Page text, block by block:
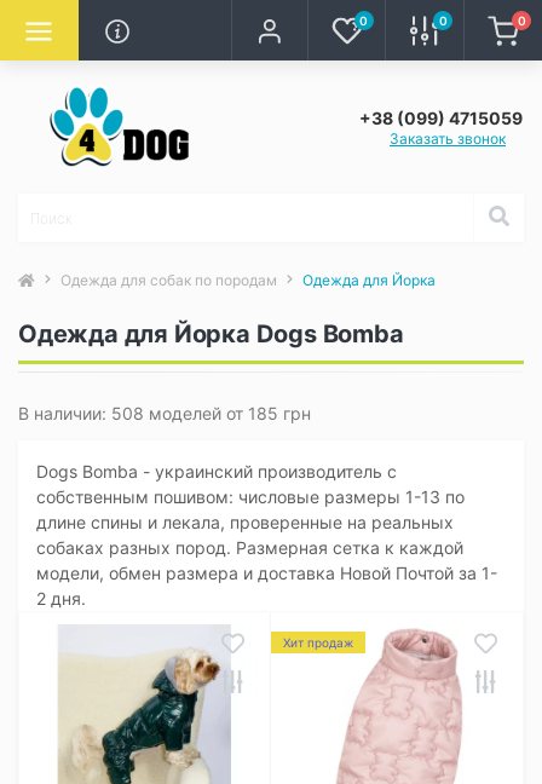
0 0 0
+38 (099) 4715059
Заказать звонок
Одежда для собак по породам Одежда для Йорка
Одежда для Йорка Dogs Bomba
В наличии: 508 моделей от 185 грн
Dogs Bomba - украинский производитель с
собственным пошивом: числовые размеры 1-13 по
длине спины и лекала, проверенные на реальных
собаках разных пород. Размерная сетка к каждой
модели, обмен размера и доставка Новой Почтой за 1-
2 дня.
Хит продаж